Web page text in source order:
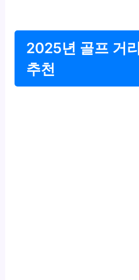
2025년 골프 거
추천